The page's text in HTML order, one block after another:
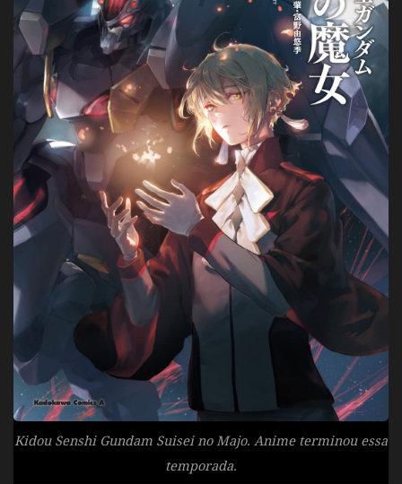
Kidou Senshi Gundam Suisei no Majo. Anime terminou essa
temporada.